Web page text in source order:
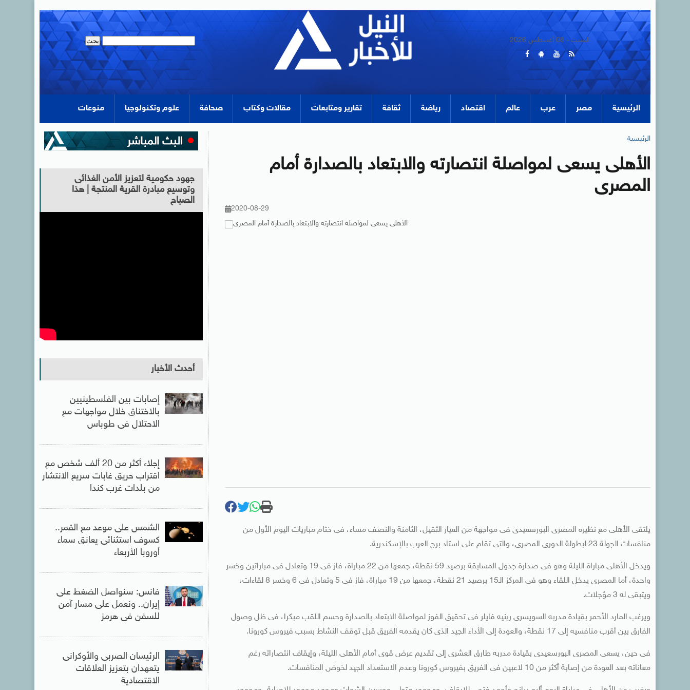
السبت - 08 أغسطس 2026
الرئيسية مصر عرب عالم اقتصاد رياضة ثقافة تقارير ومتابعات مقالات وكتاب صحافة علوم وتكنولوجيا منوعات
الرئيسية
الأهلى يسعى لمواصلة انتصارته والابتعاد بالصدارة أمام
المصرى
2020-08-29
يلتقى الأهلى مع نظيره المصرى البورسعيدى فى مواجهة من العيار الثقيل، الثامنة والنصف مساء، فى ختام مباريات اليوم الأول من
منافسات الجولة 23 لبطولة الدورى المصرى، والتى تقام على استاد برج العرب بالإسكندرية.
ويدخل الأهلى مباراة الليلة وهو فى صدارة جدول المسابقة برصيد 59 نقطة، جمعها من 22 مباراة، فاز فى 19 وتعادل فى مباراتين وخسر
واحدة، أما المصرى يدخل اللقاء وهو فى المركز الـ15 برصيد 21 نقطة، جمعها من 19 مباراة، فاز فى 5 وتعادل فى 6 وخسر 8 لقاءات،
ويتبقى له 3 مؤجلات.
ويرغب المارد الأحمر بقيادة مدربه السويسرى رينيه فايلر فى تحقيق الفوز لمواصلة الابتعاد بالصدارة وحسم اللقب مبكرا، فى ظل وصول
الفارق بين أقرب منافسيه إلى 17 نقطة، والعودة إلى الأداء الجيد الذى كان يقدمه الفريق قبل توقف النشاط بسبب فيروس كورونا.
فى حين، يسعى المصرى البورسعيدى بقيادة مدربه طارق العشرى إلى تقديم عرض قوى أمام الأهلى الليلة، وإيقاف انتصاراته رغم
معاناته بعد العودة من إصابة أكثر من 10 لاعبين فى الفريق بفيروس كورونا وعدم الاستعداد الجيد لخوض المنافسات.
جهود حكومية لتعزيز الأمن الغذائى
وتوسيع مبادرة القرية المنتجة | هذا
الصباح
أحدث الأخبار
إصابات بين الفلسطينيين
بالاختناق خلال مواجهات مع
الاحتلال فى طوباس
إجلاء أكثر من 20 ألف شخص مع
اقتراب حريق غابات سريع الانتشار
من بلدات غرب كندا
الشمس على موعد مع القمر..
كسوف استثنائى يعانق سماء
أوروبا الأربعاء
فانس: سنواصل الضغط على
إيران.. ونعمل على مسار آمن
للسفن فى هرمز
الرئيسان الصربى والأوكرانى
يتعهدان بتعزيز العلاقات
الاقتصادية